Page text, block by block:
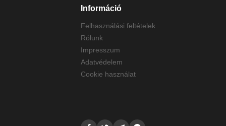
Információ
Felhasználási feltételek
Rólunk
Impresszum
Adatvédelem
Cookie használat